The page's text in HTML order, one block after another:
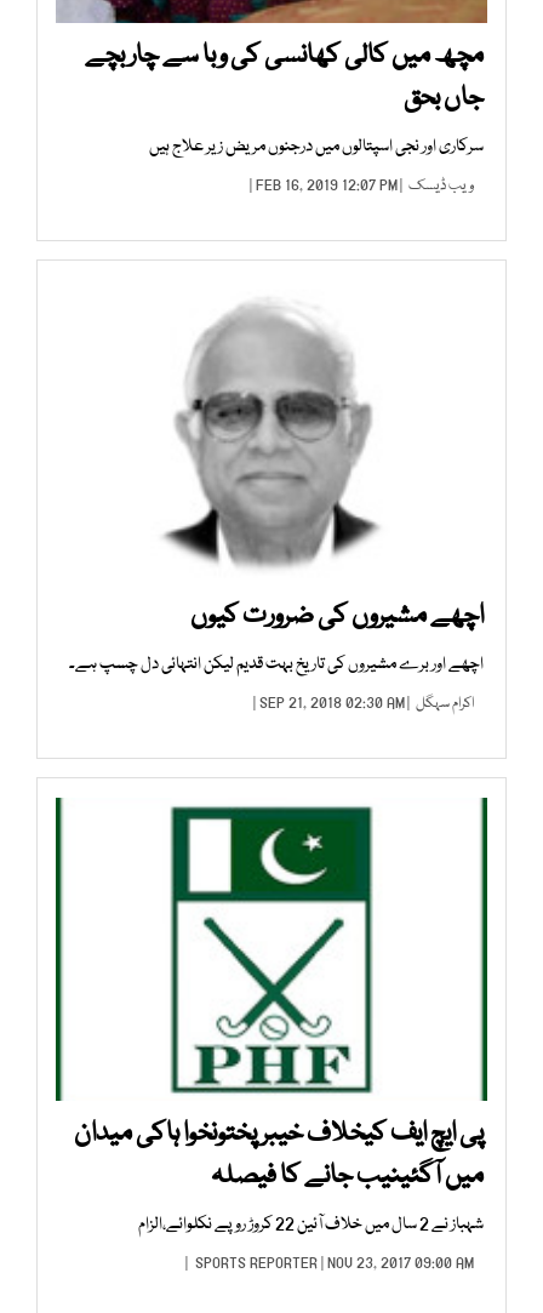
مچھ میں کالی کھانسی کی وبا سے چار بچے
جاں بحق
سرکاری اور نجی اسپتالوں میں درجنوں مریض زیر علاج ہیں
ویب ڈیسک | FEB 16, 2019 12:07 PM |
اچھے مشیروں کی ضرورت کیوں
اچھے اور برے مشیروں کی تاریخ بہت قدیم لیکن انتہائی دل چسپ ہے۔
اکرام سہگل | SEP 21, 2018 02:30 AM |
پی ایچ ایف کیخلاف خیبرپختونخوا ہاکی میدان
میں آگئینیب جانے کا فیصلہ
شہباز نے 2 سال میں خلاف آئین 22 کروڑ روپے نکلوائے،الزام
SPORTS REPORTER| NOV 23, 2017 09:00 AM |